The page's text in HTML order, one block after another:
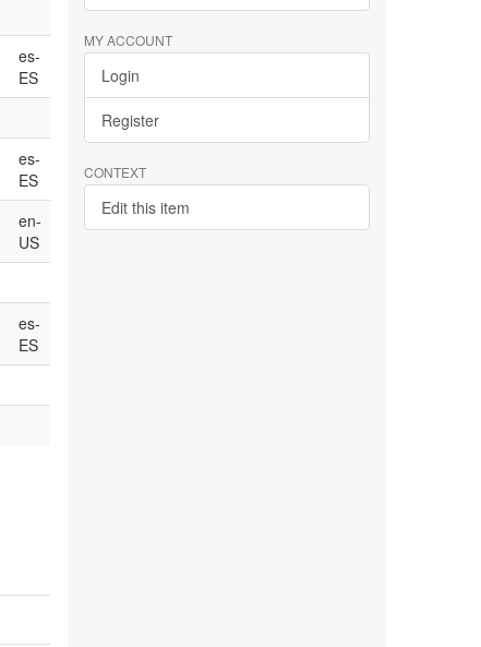
es-
ES
es-
ES
en-
US
es-
ES
MY ACCOUNT
Login
Register
CONTEXT
Edit this item